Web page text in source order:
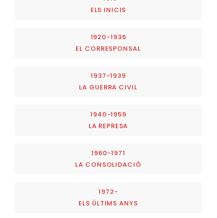
ELS INICIS
1920-1936
EL CORRESPONSAL
1937-1939
LA GUERRA CIVIL
1940-1959
LA REPRESA
1960-1971
LA CONSOLIDACIÓ
1972-
ELS ÚLTIMS ANYS